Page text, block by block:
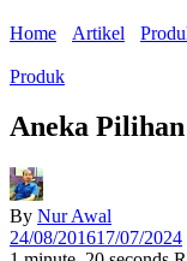
Home Artikel
Produk
Aneka
By Nur Awal
24/08/201617/07/2024